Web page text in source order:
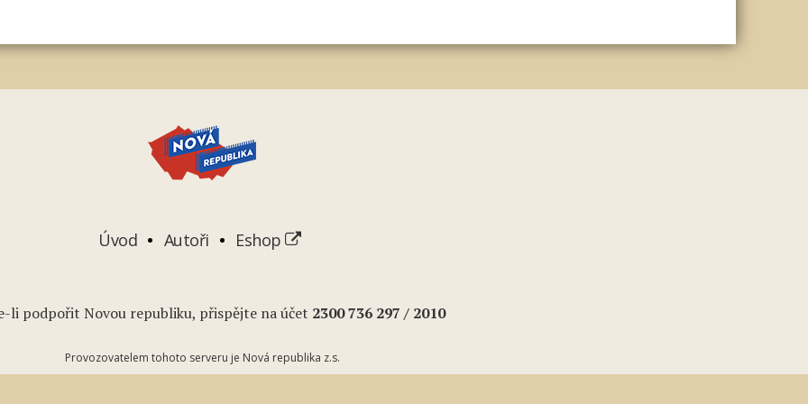
Úvod Autoři Eshop
li podpořit Novou republiku, přispějte na účet 2300 736 297 / 2010
Provozovatelem tohoto serveru je Nová republika z.s.